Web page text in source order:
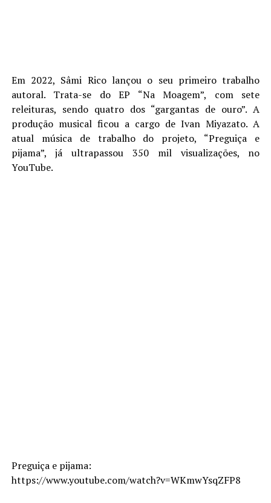
Em 2022, Sâmi Rico lançou o seu primeiro trabalho
autoral. Trata-se do EP “Na Moagem”, com sete
releituras, sendo quatro dos “gargantas de ouro”. A
produção musical ficou a cargo de Ivan Miyazato. A
atual música de trabalho do projeto, “Preguiça e
pijama”, já ultrapassou 350 mil visualizações, no
YouTube.
Preguiça e pijama:
https://www.youtube.com/watch?v=WKmwYsqZFP8